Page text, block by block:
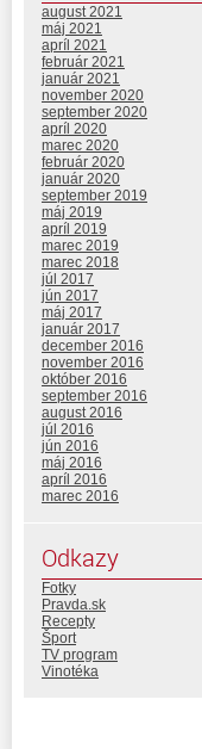
august 2021
máj 2021
apríl 2021
február 2021
január 2021
november 2020
september 2020
apríl 2020
marec 2020
február 2020
január 2020
september 2019
máj 2019
apríl 2019
marec 2019
marec 2018
júl 2017
jún 2017
máj 2017
január 2017
december 2016
november 2016
október 2016
september 2016
august 2016
júl 2016
jún 2016
máj 2016
apríl 2016
marec 2016
Odkazy
Fotky
Pravda.sk
Recepty
Šport
TV program
Vinotéka